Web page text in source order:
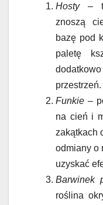
Hosty– te
znoszą
bazę pod
paletę
przestrzeń.
Funkie –
na cień i
zakątkach
odmiany o
uzyskać
Barwinek
roślina